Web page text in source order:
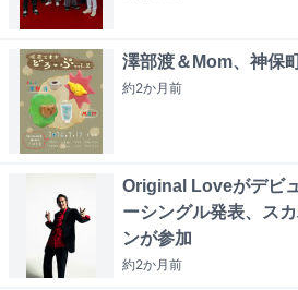
澤部渡＆Mom、神保
約2か月前
Original Loveがデビ
ーシングル発表、ス
ンが参加
約2か月前